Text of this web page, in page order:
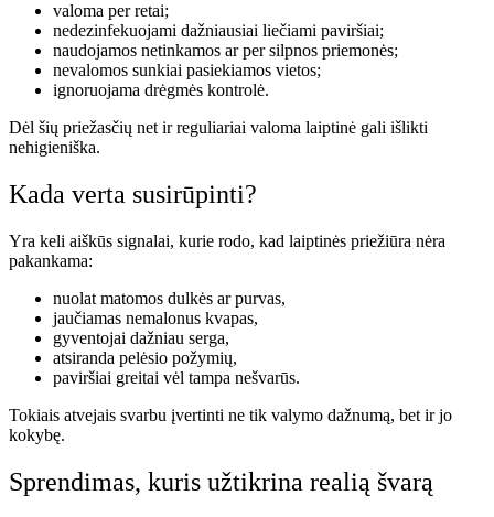
valoma per retai;
nedezinfekuojami dažniausiai liečiami paviršiai;
naudojamos netinkamos ar per silpnos priemonės;
nevalomos sunkiai pasiekiamos vietos;
ignoruojama drėgmės kontrolė.
Dėl šių priežasčių net ir reguliariai valoma laiptinė gali išlikti
nehigieniška.
Kada verta susirūpinti?
Yra keli aiškūs signalai, kurie rodo, kad laiptinės priežiūra nėra
pakankama:
nuolat matomos dulkės ar purvas,
jaučiamas nemalonus kvapas,
gyventojai dažniau serga,
atsiranda pelėsio požymių,
paviršiai greitai vėl tampa nešvarūs.
Tokiais atvejais svarbu įvertinti ne tik valymo dažnumą, bet ir jo
kokybę.
Sprendimas, kuris užtikrina realią švarą